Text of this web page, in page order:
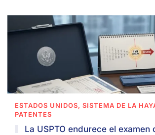
ESTADOS UNIDOS, SISTEMA DE LA
PATENTES
La USPTO endurece el examen